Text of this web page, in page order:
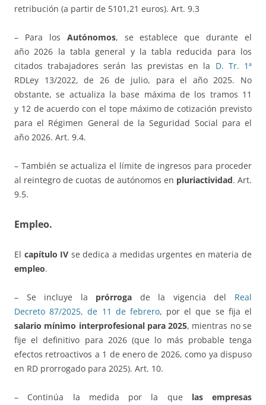
retribución (a partir de 5101,21 euros). Art. 9.3
– Para los Autónomos, se establece que durante el
año 2026 la tabla general y la tabla reducida para los
citados trabajadores serán las previstas en la D. Tr. 1ª
RDLey 13/2022, de 26 de julio, para el año 2025. No
obstante, se actualiza la base máxima de los tramos 11
y 12 de acuerdo con el tope máximo de cotización previsto
para el Régimen General de la Seguridad Social para el
año 2026. Art. 9.4.
– También se actualiza el límite de ingresos para proceder
al reintegro de cuotas de autónomos en pluriactividad. Art.
9.5.
Empleo.
El capítulo IV se dedica a medidas urgentes en materia de
empleo.
– Se incluye la prórroga de la vigencia del Real
Decreto 87/2025, de 11 de febrero, por el que se fija el
salario mínimo interprofesional para 2025, mientras no se
fije el definitivo para 2026 (que lo más probable tenga
efectos retroactivos a 1 de enero de 2026, como ya dispuso
en RD prorrogado para 2025). Art. 10.
– Continúa la medida por la que las empresas